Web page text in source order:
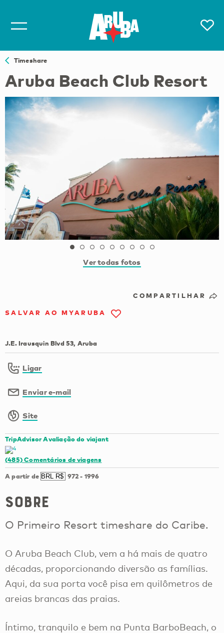
Timeshare
Aruba Beach Club Resort
Ver todas fotos
COMPARTILHAR
SALVAR AO MYARUBA
J.E. Irausquin Blvd 53, Aruba
Ligar
Enviar e-mail
Site
TripAdvisor Avaliação do viajant
(485)Comentários de viagens
A partir de 972- 1996
Sobre
O Primeiro Resort timeshare do Caribe.
O Aruba Beach Club, vem a há mais de quatro
décadas, proporcionando diversão as famílias.
Aqui, da sua porta você pisa em quilômetros de
areias brancas das praias.
Íntimo, tranquilo e bem na Punta BarboBeach, o